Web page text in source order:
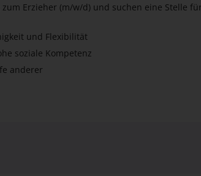
Zimmer in einer Mitarbeiter-
Erzieher (m/w/d) und suchen eine Stelle
und Flexibilität
soziale Kompetenz
anderer